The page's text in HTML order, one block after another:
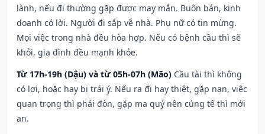
lành, nếu đi thường gặp được may mắn. Buôn bán, kinh
doanh có lời. Người đi sắp về nhà. Phụ nữ có tin mừng.
Mọi việc trong nhà đều hòa hợp. Nếu có bệnh cầu thì sẽ
khỏi, gia đình đều mạnh khỏe.
Từ 17h-19h (Dậu) và từ 05h-07h (Mão) Cầu tài thì không
có lợi, hoặc hay bị trái ý. Nếu ra đi hay thiệt, gặp nạn, việc
quan trọng thì phải đòn, gặp ma quỷ nên cúng tế thì mới
an.